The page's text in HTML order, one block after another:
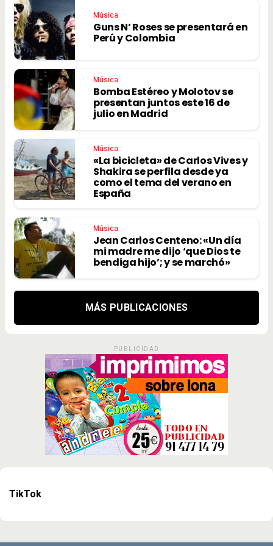
Música
Guns N’ Roses se presentará en
Perú y Colombia
Música
Bomba Estéreo y Molotov se
presentan juntos este 16 de
julio en Madrid
Música
«La bicicleta» de Carlos Vives y
Shakira se perfila desde ya
como el tema del verano en
España
Música
Jean Carlos Centeno: «Un día
mi madre me dijo ‘que Dios te
bendiga hijo’; y se marchó»
MÁS PUBLICACIONES
PUBLICIDAD
TikTok